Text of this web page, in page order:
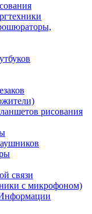
рисования
связи
с микрофоном)